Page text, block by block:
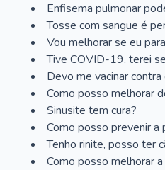
Enfisema pulmonar
Tosse com sangue é
Vou melhorar se eu
Tive COVID-19, terei
Devo me vacinar contra
Como posso melhorar
Sinusite tem cura?
Como posso prevenir a
Tenho rinite, posso ter
Como posso melhorar